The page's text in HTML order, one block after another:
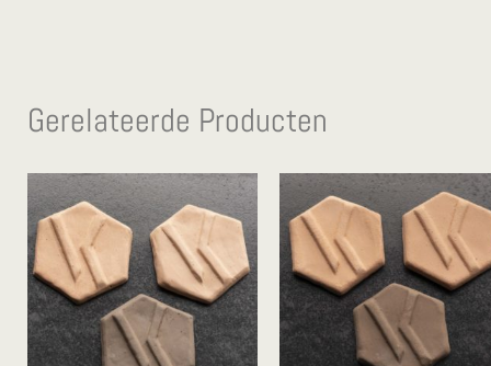
Gerelateerde Producten